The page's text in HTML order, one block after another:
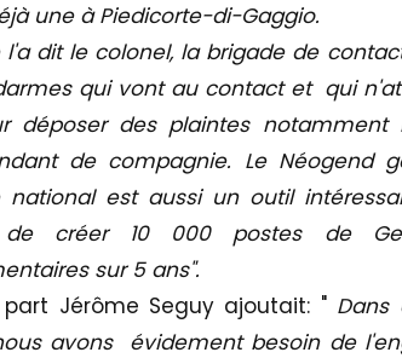
une à Piedicorte-di-Gaggio.
l'a dit le colonel, la brigade de
qui vont au contact et qui
déposer des plaintes
de compagnie. Le Néogend
national est aussi un outil
de créer 10 000 postes de
sur 5 ans".
part Jérôme Seguy ajoutait: "
avons évidement besoin de